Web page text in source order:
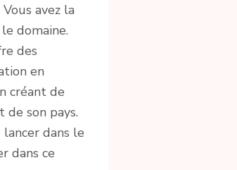
avez la
domaine.
des
en
créant de
son pays.
dans le
dans ce